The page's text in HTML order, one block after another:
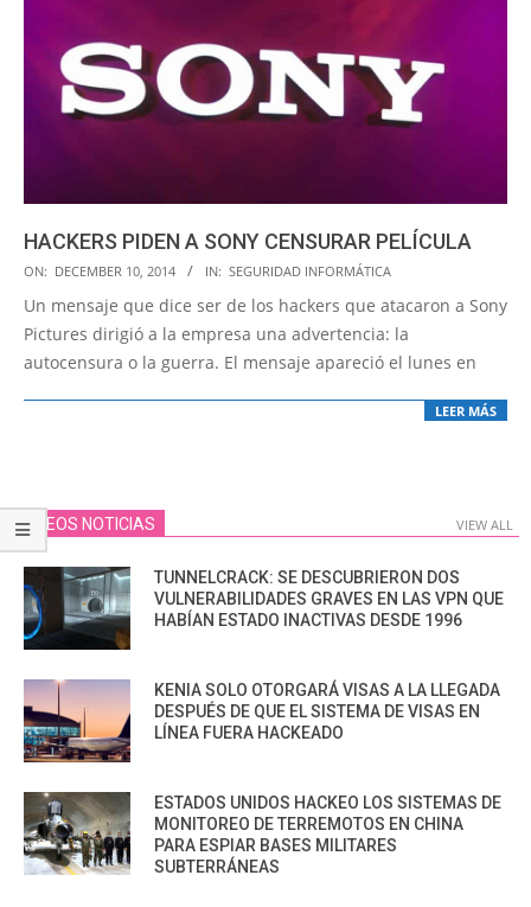
HACKERS PIDEN A SONY CENSURAR PELÍCULA
2014-
12-
10
ON: DECEMBER 10, 2014 IN: SEGURIDAD INFORMÁTICA
Un mensaje que dice ser de los hackers que atacaron a Sony
Pictures dirigió a la empresa una advertencia: la
autocensura o la guerra. El mensaje apareció el lunes en
LEER MÁS
VIDEOS NOTICIAS VIEW ALL
TUNNELCRACK: SE DESCUBRIERON DOS
VULNERABILIDADES GRAVES EN LAS VPN QUE
HABÍAN ESTADO INACTIVAS DESDE 1996
KENIA SOLO OTORGARÁ VISAS A LA LLEGADA
DESPUÉS DE QUE EL SISTEMA DE VISAS EN
LÍNEA FUERA HACKEADO
ESTADOS UNIDOS HACKEO LOS SISTEMAS DE
MONITOREO DE TERREMOTOS EN CHINA
PARA ESPIAR BASES MILITARES
SUBTERRÁNEAS